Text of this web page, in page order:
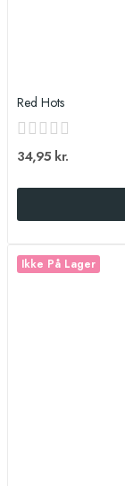
Red Hots
34,95 kr.
Ikke På Lager